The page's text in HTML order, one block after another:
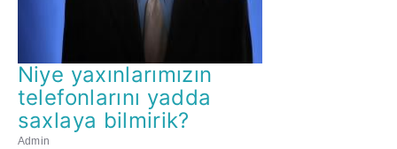
Niye yaxınlarımızın
telefonlarını yadda
saxlaya bilmirik?
Admin